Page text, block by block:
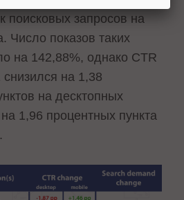
поисковых запросов на
Число показов таких
на 142,88%, однако CTR
снизился на 1,38
на десктопных
1,96 процентных пункта